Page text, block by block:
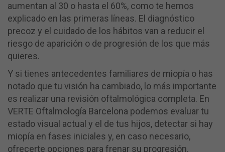
aumentan al 30 o hasta el 60%, como te hemos
explicado en las primeras líneas. El diagnóstico
precoz y el cuidado de los hábitos van a reducir el
riesgo de aparición o de progresión de los que más
quieres.
Y si tienes antecedentes familiares de miopía o has
notado que tu visión ha cambiado, lo más importante
es realizar una revisión oftalmológica completa. En
VERTE Oftalmología Barcelona podemos evaluar tu
estado visual actual y el de tus hijos, detectar si hay
miopía en fases iniciales y, en caso necesario,
ofrecerte opciones para frenar su progresión.